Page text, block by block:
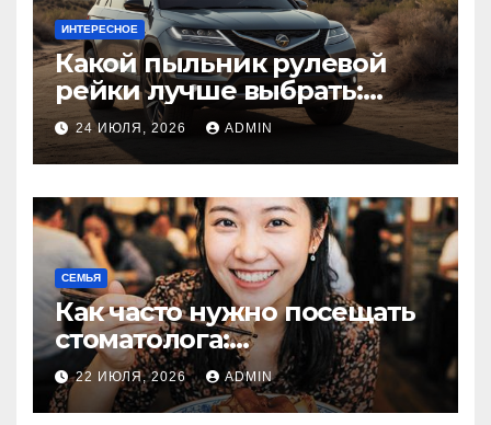
ИНТЕРЕСНОЕ
Какой пыльник рулевой
рейки лучше выбрать:
оригинальный или аналог,
резина или полиуретан
24 ИЮЛЯ, 2026 ADMIN
СЕМЬЯ
Как часто нужно посещать
стоматолога:
рекомендации для
здоровья зубов
22 ИЮЛЯ, 2026 ADMIN